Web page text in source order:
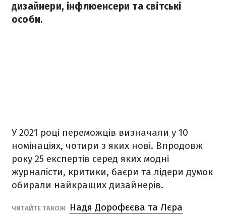
дизайнери, інфлюенсери та світські
особи.
У 2021 році переможців визначали у 10
номінаціях, чотири з яких нові. Впродовж
року 25 експертів серед яких модні
журналісти, критики, баєри та лідери думок
обирали найкращих дизайнерів.
ЧИТАЙТЕ ТАКОЖ
Надя Дорофєєва та Лєра